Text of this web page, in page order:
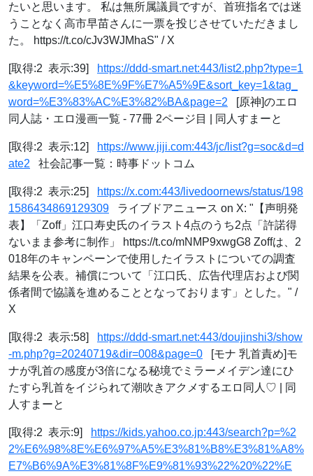
たいと思います。 私は無所属議員ですが、首班指名では迷
うことなく高市早苗さんに一票を投じさせていただきまし
た。 https://t.co/cJv3WJMhaS" / X
[取得:2 表示:39]
https://ddd-smart.net:443/list2.php?type=1
&keyword=%E5%8E%9F%E7%A5%9E&sort_key=1&tag_
word=%E3%83%AC%E3%82%BA&page=2 [原神]のエロ
同人誌・エロ漫画一覧 - 77冊 2ページ目 | 同人すまーと
[取得:2 表示:12]
https://www.jiji.com:443/jc/list?g=soc&d=d
ate2 社会記事一覧：時事ドットコム
[取得:2 表示:25]
https://x.com:443/livedoornews/status/198
1586434869129309 ライブドアニュース on X: "【声明発
表】「Zoff」江口寿史氏のイラスト4点のうち2点「許諾得
ないまま参考に制作」 https://t.co/mNMP9xwgG8 Zoffは、2
018年のキャンペーンで使用したイラストについての調査
結果を公表。補償について「江口氏、広告代理店および関
係者間で協議を進めることとなっております」とした。" /
X
[取得:2 表示:58]
https://ddd-smart.net:443/doujinshi3/show
-m.php?g=20240719&dir=008&page=0 [モナ 乳首責め]モ
ナが乳首の感度が3倍になる秘境でミラーメイデン達にひ
たすら乳首をイジられて潮吹きアクメするエロ同人♡ | 同
人すまーと
[取得:2 表示:9]
https://kids.yahoo.co.jp:443/search?p=%2
2%E6%98%8E%E6%97%A5%E3%81%B8%E3%81%A8%
E7%B6%9A%E3%81%8F%E9%81%93%22%20%22%E